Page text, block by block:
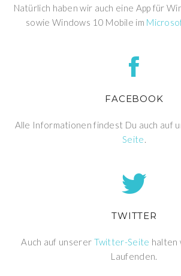
Natürlich haben wir auch eine App für
sowie Windows 10 Mobile im
FACEBOOK
Alle Informationen findest Du auch auf
Seite.
TWITTER
Auch auf unserer Twitter-Seite halten
Laufenden.